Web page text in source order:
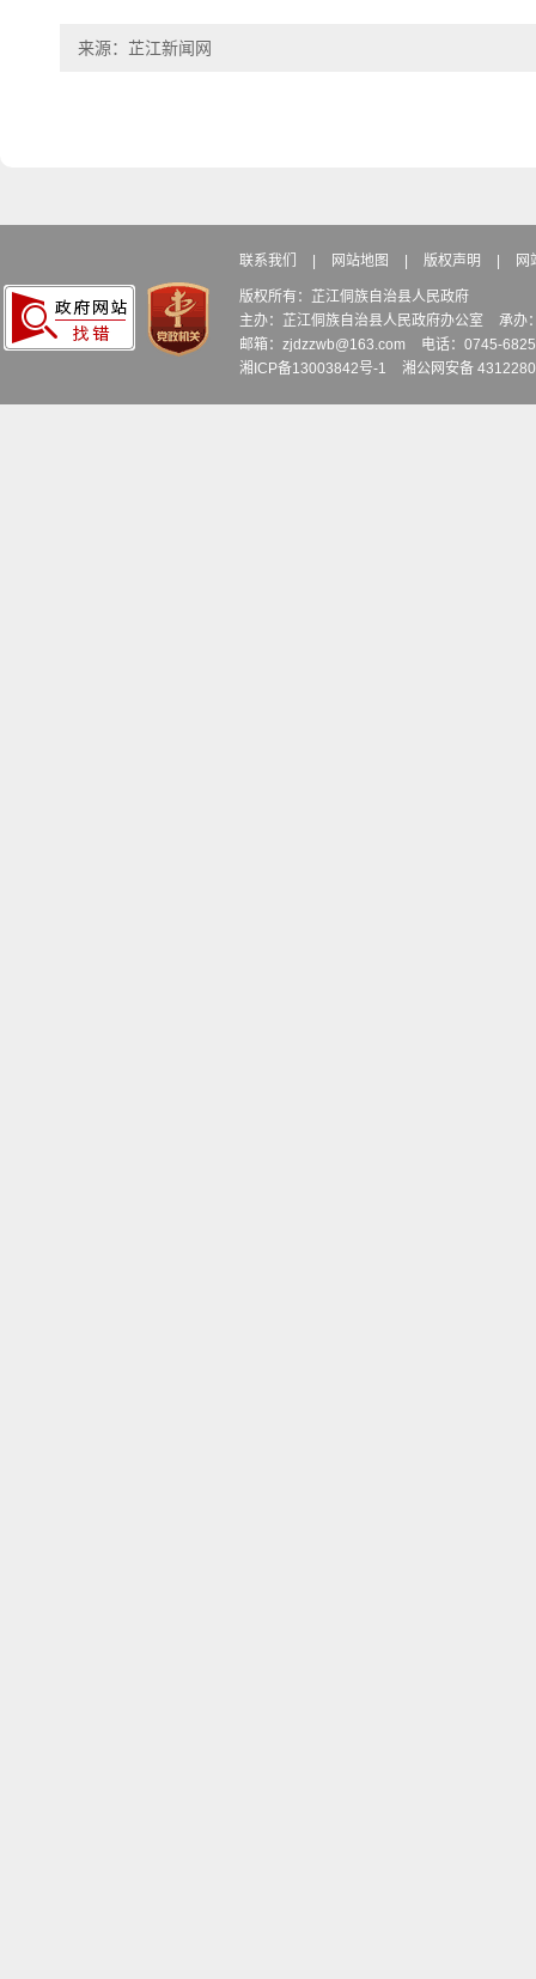
来源：芷江新闻网
联系我们 | 网站地图 | 版权声明 | 网
版权所有：芷江侗族自治县人民政府
主办：芷江侗族自治县人民政府办公室
承办
邮箱：zjdzzwb@163.com
电话：0745-
湘ICP备13003842号-1
湘公网安备